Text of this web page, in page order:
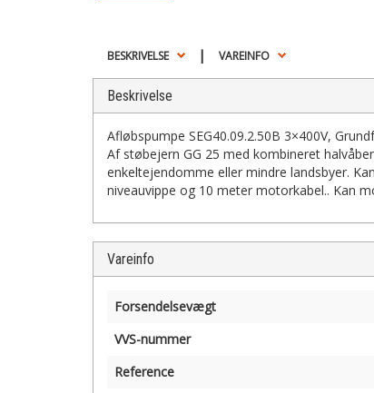
BESKRIVELSE | VAREINFO
Beskrivelse
Afløbspumpe SEG40.09.2.50B 3×400V,
Af støbejern GG 25 med kombineret
enkeltejendomme eller mindre landsbyer.
niveauvippe og 10 meter motorkabel.. Kan
Vareinfo
Forsendelsevægt
VVS-nummer
Reference